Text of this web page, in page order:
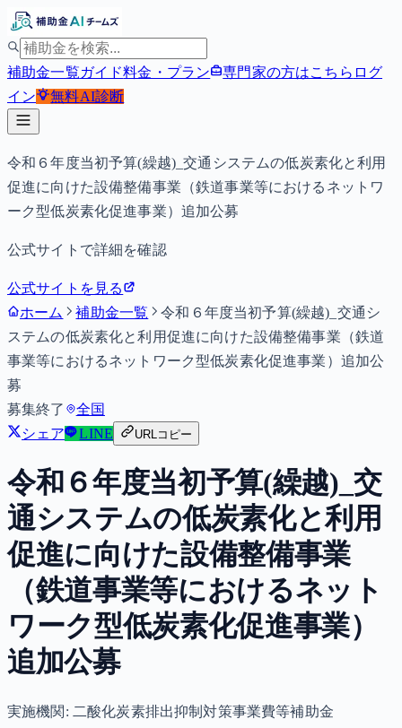
補助金一覧ガイド料金・プラン 専門家の方はこちら ログ
イン
無料AI診断
令和６年度当初予算(繰越)_交通システムの低炭素化と利用
促進に向けた設備整備事業（鉄道事業等におけるネットワ
ーク型低炭素化促進事業）追加公募
公式サイトで詳細を確認
公式サイトを見る
ホーム
補助金一覧
令和６年度当初予算(繰越)_交通シ
ステムの低炭素化と利用促進に向けた設備整備事業（鉄道
事業等におけるネットワーク型低炭素化促進事業）追加公
募
募集終了
全国
シェア
LINE URLコピー
令和６年度当初予算(繰越)_交
通システムの低炭素化と利用
促進に向けた設備整備事業
（鉄道事業等におけるネット
ワーク型低炭素化促進事業）
追加公募
実施機関: 二酸化炭素排出抑制対策事業費等補助金